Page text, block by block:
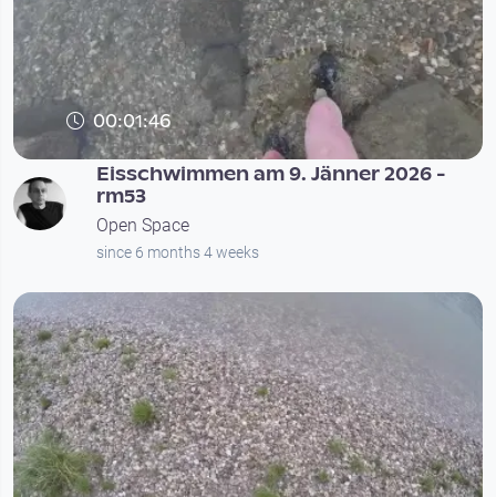
00:01:46
Eisschwimmen am 9. Jänner 2026 -
rm53
Open Space
since 6 months 4 weeks